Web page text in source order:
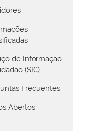
de Informação
(SIC)
Frequentes
Abertos